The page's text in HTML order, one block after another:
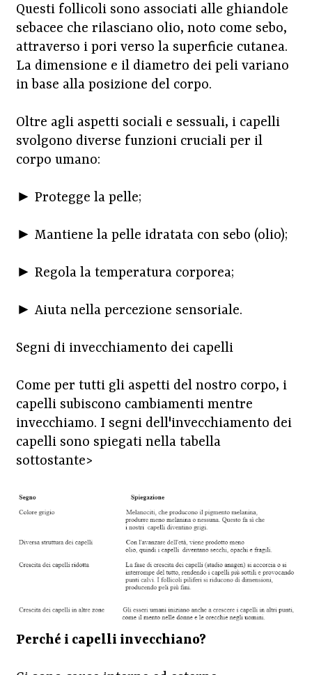
Questi follicoli sono associati alle ghiandole
sebacee che rilasciano olio, noto come sebo,
attraverso i pori verso la superficie cutanea.
La dimensione e il diametro dei peli variano
in base alla posizione del corpo.
Oltre agli aspetti sociali e sessuali, i capelli
svolgono diverse funzioni cruciali per il
corpo umano:
► Protegge la pelle;
► Mantiene la pelle idratata con sebo (olio);
► Regola la temperatura corporea;
► Aiuta nella percezione sensoriale.
Segni di invecchiamento dei capelli
Come per tutti gli aspetti del nostro corpo, i
capelli subiscono cambiamenti mentre
invecchiamo. I segni dell'invecchiamento dei
capelli sono spiegati nella tabella
sottostante>
Perché i capelli invecchiano?